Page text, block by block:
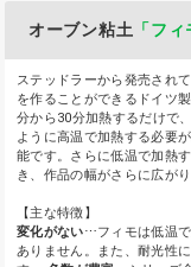
オーブン粘土 「フィ
ステッドラーから発売され
を作ることができるドイツ
分から30分加熱するだけで
ように高温で加熱する必要
能です。さらに低温で加熱
き、作品の幅がさらに広がり
【主な特徴】
変化がない⋯フィモは低温
ありません。また、耐光性